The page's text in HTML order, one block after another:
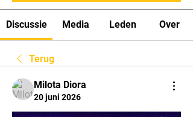
Discussie Media Leden Over
Terug
Milota Diora
20 juni 2026